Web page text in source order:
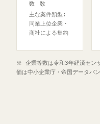
数
数
主な案件類型:
同業上位企業・
商社による集約
※ 企業等数は令和3年経済セン
価は中小企業庁・帝国データバ